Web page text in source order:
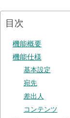
目次
機能概要
機能仕様
基本設定
宛先
差出人
コンテンツ